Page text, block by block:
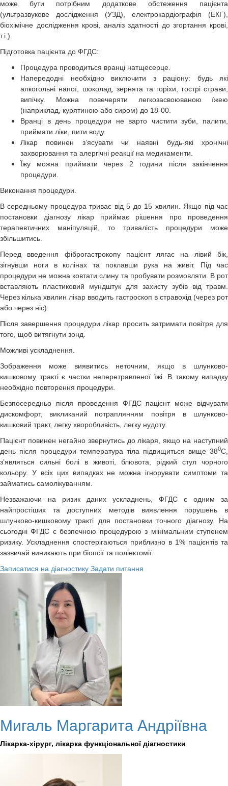
може бути потрібним додаткове обстеження пацієнта
(ультразвукове дослідження (УЗД), електрокардіографія (ЕКГ),
біохімічне дослідження крові, аналіз здатності до згортання крові,
т.і.).
Підготовка пацієнта до ФГДС:
Процедура проводиться вранці натщесерце.
Напередодні необхідно виключити з раціону: будь які
алкогольні напої, шоколад, зернята та горіхи, гострі страви,
випічку. Можна повечеряти легкозасвоюваною їжею
(наприклад, курятиною або сиром) до 18-00.
Вранці в день процедури не варто чистити зуби, палити,
приймати ліки, пити воду.
Лікар повинен з’ясувати чи наявні будь-які хронічні
захворювання та алергічні реакції на медикаменти.
Їжу можна приймати через 2 години після закінчення
процедури.
Виконання процедури.
В середньому процедура триває від 5 до 15 хвилин. Якщо під час
постановки діагнозу лікар приймає рішення про проведення
терапевтичних маніпуляцій, то тривалість процедури може
збільшитись.
Перед введення фіброгастрокопу пацієнт лягає на лівий бік,
зігнувши ноги в колінах та поклавши рука на живіт. Під час
процедури не можна ковтати слину та пробувати розмовляти. В рот
вставляють пластиковий мундштук для захисту зубів від травм.
Через кілька хвилин лікар вводить гастроскоп в стравохід (через рот
або через ніс).
Після завершення процедури лікар просить затримати повітря для
того, щоб витягнути зонд.
Можливі ускладнення.
Зображення може виявитись неточним, якщо в шлунково-
кишковому тракті є частки неперетравленої їжі. В такому випадку
необхідно повторення процедури.
Безпосередньо після проведення ФГДС пацієнт може відчувати
дискомфорт, викликаний потраплянням повітря в шлунково-
кишковий тракт, легку хворобливість, легку нудоту.
Пацієнт повинен негайно звернутись до лікаря, якщо на наступний
день після процедури температура тіла підвищиться вище 380С,
з’являться сильні болі в животі, блювота, рідкий стул чорного
кольору. У всіх цих випадках не можна ігнорувати симптоми та
займатись самолікуванням.
Незважаючи на ризик даних ускладнень, ФГДС є одним за
найпростіших та доступних методів виявлення порушень в
шлунково-кишковому тракті для постановки точного діагнозу. На
сьогодні ФГДС є безпечною процедурою з мінімальним ступенем
ризику. Ускладнення спостерігаються приблизно в 1% пацієнтів та
зазвичай виникають при біопсії та поліектомії.
Записатися на діагностику Задати питання
Мигаль Маргарита Андріївна
Лікарка-хірург, лікарка функціональної діагностики